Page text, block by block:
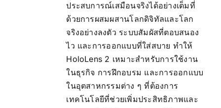
ประสบการณ์เสมือนจริงได้อย่างเต็มที่
ด้วยการผสมผสานโลกดิจิทัลและโลก
จริงอย่างลงตัว ระบบสัมผัสที่ตอบสนอง
ไว และการออกแบบที่ใส่สบาย ทำให้
HoloLens 2 เหมาะสำหรับการใช้งาน
ในธุรกิจ การฝึกอบรม และการออกแบบ
ในอุตสาหกรรมต่าง ๆ ที่ต้องการ
เทคโนโลยีที่ช่วยเพิ่มประสิทธิภาพและ